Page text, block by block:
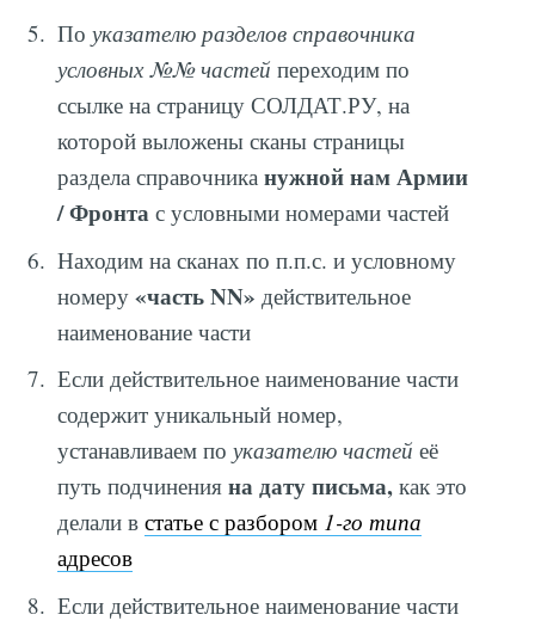
Поуказателю разделов справочника
условных №№ частей переходим по
ссылке на страницу СОЛДАТ.РУ, на
которой выложены сканы страницы
раздела справочниканужной нам Армии
/ Фронта с условными номерами частей
Находим на сканах по п.п.с. и условному
номеру«часть NN» действительное
наименование части
Если действительное наименование части
содержит уникальный номер,
устанавливаем поуказателю частейеё
путь подчиненияна дату письма, как это
делали встатье с разбором 1-го типа
адресов
Если действительное наименование части